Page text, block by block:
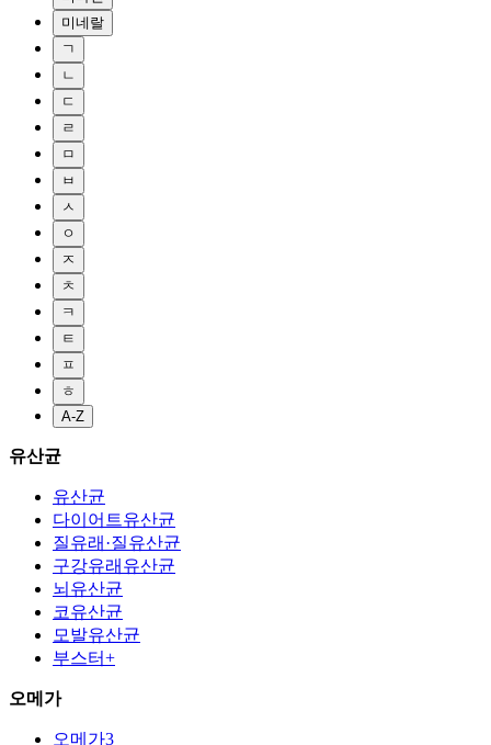
미네랄
ㄱ
ㄴ
ㄷ
ㄹ
ㅁ
ㅂ
ㅅ
ㅇ
ㅈ
ㅊ
ㅋ
ㅌ
ㅍ
ㅎ
A-Z
유산균
유산균
다이어트유산균
질유래·질유산균
구강유래유산균
뇌유산균
코유산균
모발유산균
부스터+
오메가
오메가3